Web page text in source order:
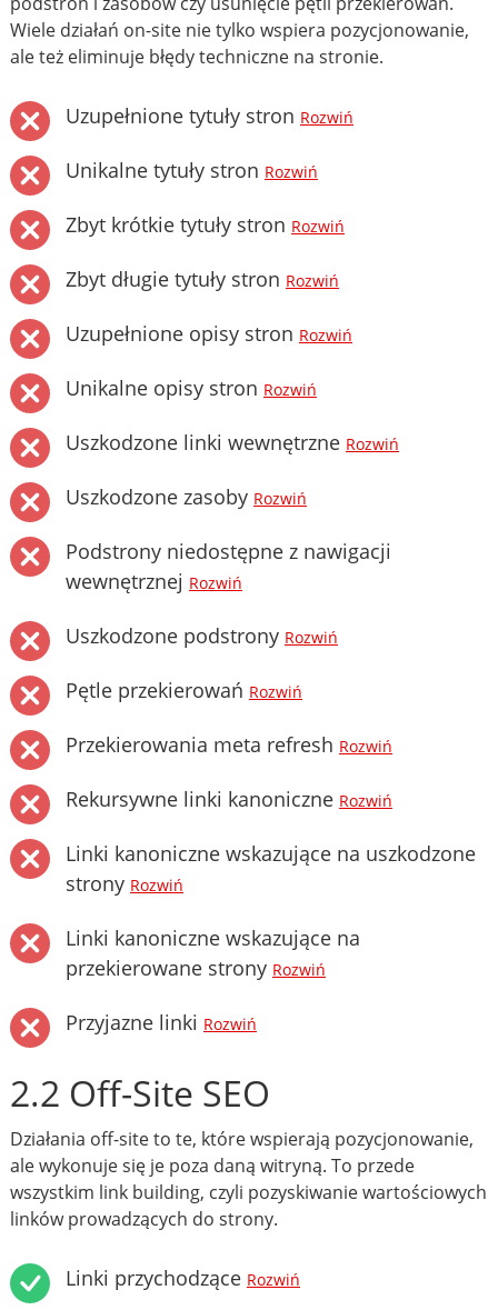
Wiele działań on-site nie tylko wspiera pozycjonowanie,
ale też eliminuje błędy techniczne na stronie.
Uzupełnione tytuły stron Rozwiń
Unikalne tytuły stron Rozwiń
Zbyt krótkie tytuły stron Rozwiń
Zbyt długie tytuły stron Rozwiń
Uzupełnione opisy stron Rozwiń
Unikalne opisy stron Rozwiń
Uszkodzone linki wewnętrzne Rozwiń
Uszkodzone zasoby Rozwiń
Podstrony niedostępne z nawigacji
wewnętrznej Rozwiń
Uszkodzone podstrony Rozwiń
Pętle przekierowań Rozwiń
Przekierowania meta refresh Rozwiń
Rekursywne linki kanoniczne Rozwiń
Linki kanoniczne wskazujące na uszkodzone
strony Rozwiń
Linki kanoniczne wskazujące na
przekierowane strony Rozwiń
Przyjazne linki Rozwiń
2.2 Off-Site SEO
Działania off-site to te, które wspierają pozycjonowanie,
ale wykonuje się je poza daną witryną. To przede
wszystkim link building, czyli pozyskiwanie wartościowych
linków prowadzących do strony.
Linki przychodzące Rozwiń